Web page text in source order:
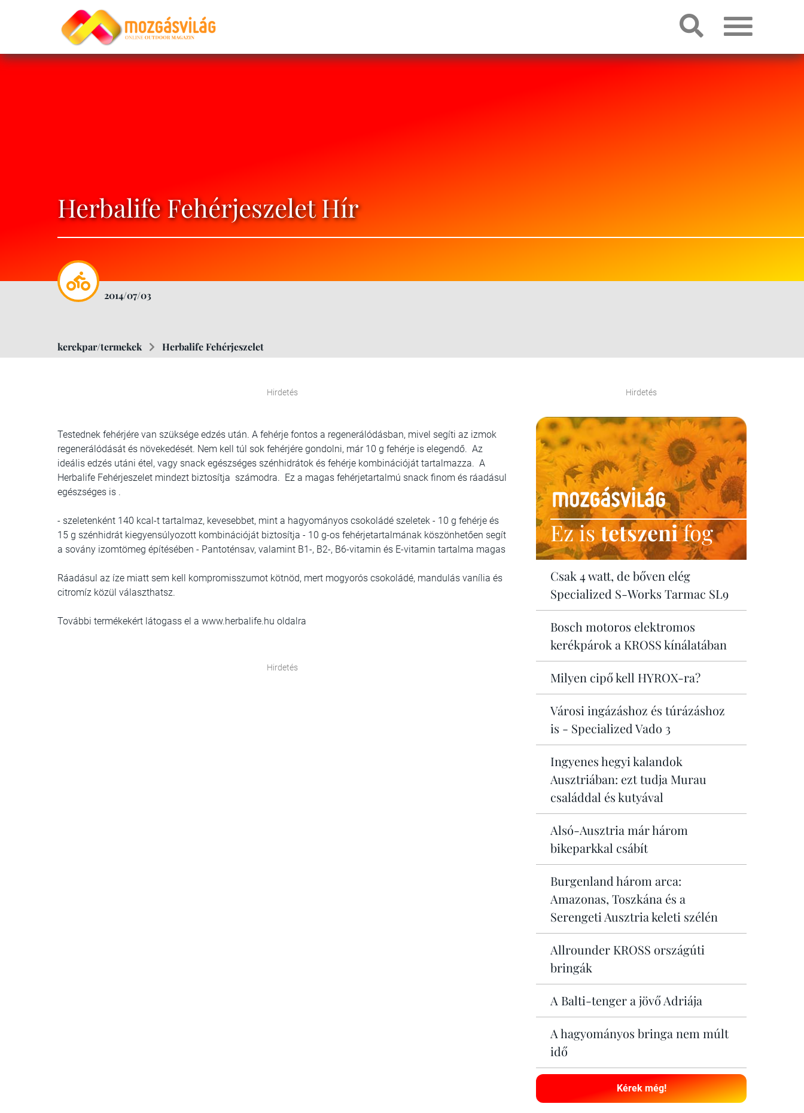
Herbalife Fehérjeszelet Hír
2014/07/03
kerekpar/termekek Herbalife Fehérjeszelet
Hirdetés
Testednek fehérjére van szüksége edzés után. A fehérje fontos a regenerálódásban, mivel segíti az izmok
regenerálódását és növekedését. Nem kell túl sok fehérjére gondolni, már 10 g fehérje is elegendő. Az
ideális edzés utáni étel, vagy snack egészséges szénhidrátok és fehérje kombinációját tartalmazza. A
Herbalife Fehérjeszelet mindezt biztosítja számodra. Ez a magas fehérjetartalmú snack finom és ráadásul
egészséges is .
- szeletenként 140 kcal-t tartalmaz, kevesebbet, mint a hagyományos csokoládé szeletek - 10 g fehérje és
15 g szénhidrát kiegyensúlyozott kombinációját biztosítja - 10 g-os fehérjetartalmának köszönhetően segít
a sovány izomtömeg építésében - Pantoténsav, valamint B1-, B2-, B6-vitamin és E-vitamin tartalma magas
Ráadásul az íze miatt sem kell kompromisszumot kötnöd, mert mogyorós csokoládé, mandulás vanília és
citromíz közül választhatsz.
További termékekért látogass el a www.herbalife.hu oldalra
Hirdetés
Hirdetés
Ez istetszenifog
Csak 4 watt, de bőven elég
Specialized S-Works Tarmac SL9
Bosch motoros elektromos
kerékpárok a KROSS kínálatában
Milyen cipő kell HYROX-ra?
Városi ingázáshoz és túrázáshoz
is - Specialized Vado 3
Ingyenes hegyi kalandok
Ausztriában: ezt tudja Murau
családdal és kutyával
Alsó-Ausztria már három
bikeparkkal csábít
Burgenland három arca:
Amazonas, Toszkána és a
Serengeti Ausztria keleti szélén
Allrounder KROSS országúti
bringák
A Balti-tenger a jövő Adriája
A hagyományos bringa nem múlt
idő
Kérek még!